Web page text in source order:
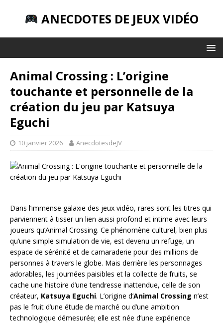
ANECDOTES DE JEUX VIDÉO
Animal Crossing : L’origine
touchante et personnelle de la
création du jeu par Katsuya
Eguchi
10 janvier 2026 AnecdotesdeJV
Dans l’immense galaxie des jeux vidéo, rares sont les titres qui
parviennent à tisser un lien aussi profond et intime avec leurs
joueurs qu’Animal Crossing. Ce phénomène culturel, bien plus
qu’une simple simulation de vie, est devenu un refuge, un
espace de sérénité et de camaraderie pour des millions de
personnes à travers le globe. Mais derrière les personnages
adorables, les journées paisibles et la collecte de fruits, se
cache une histoire d’une tendresse inattendue, celle de son
créateur, Katsuya Eguchi. L’origine d’Animal Crossing n’est
pas le fruit d’une étude de marché ou d’une ambition
technologique démesurée; elle est née d’une expérience